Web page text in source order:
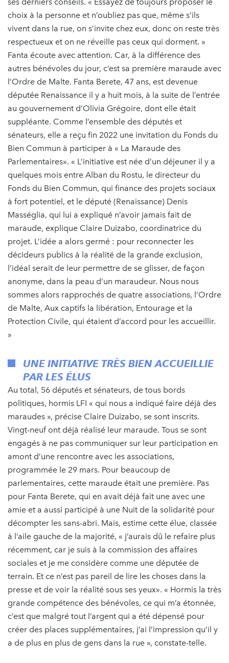
choix à la personne et n’oubliez pas que, même s’ils
vivent dans la rue, on s’invite chez eux, donc on reste très
respectueux et on ne réveille pas ceux qui dorment. »
Fanta écoute avec attention. Car, à la différence des
autres bénévoles du jour, c’est sa première maraude avec
l’Ordre de Malte. Fanta Berete, 47 ans, est devenue
députée Renaissance il y a huit mois, à la suite de l’entrée
au gouvernement d’Olivia Grégoire, dont elle était
suppléante. Comme l’ensemble des députés et
sénateurs, elle a reçu fin 2022 une invitation du Fonds du
Bien Commun à participer à « La Maraude des
Parlementaires». « L’initiative est née d’un déjeuner il y a
quelques mois entre Alban du Rostu, le directeur du
Fonds du Bien Commun, qui finance des projets sociaux
à fort potentiel, et le député (Renaissance) Denis
Masséglia, qui lui a expliqué n’avoir jamais fait de
maraude, explique Claire Duizabo, coordinatrice du
projet. L’idée a alors germé : pour reconnecter les
décideurs publics à la réalité de la grande exclusion,
l’idéal serait de leur permettre de se glisser, de façon
anonyme, dans la peau d’un maraudeur. Nous nous
sommes alors rapprochés de quatre associations, l’Ordre
de Malte, Aux captifs la libération, Entourage et la
Protection Civile, qui étaient d’accord pour les accueillir.
»
UNE INITIATIVE TRÈS BIEN ACCUEILLIE
PAR LES ÉLUS
Au total, 56 députés et sénateurs, de tous bords
politiques, hormis LFI « qui nous a indiqué faire déjà des
maraudes », précise Claire Duizabo, se sont inscrits.
Vingt-neuf ont déjà réalisé leur maraude. Tous se sont
engagés à ne pas communiquer sur leur participation en
amont d’une rencontre avec les associations,
programmée le 29 mars. Pour beaucoup de
parlementaires, cette maraude était une première. Pas
pour Fanta Berete, qui en avait déjà fait une avec une
amie et a aussi participé à une Nuit de la solidarité pour
décompter les sans-abri. Mais, estime cette élue, classée
à l’aile gauche de la majorité, « j’aurais dû le refaire plus
récemment, car je suis à la commission des affaires
sociales et je me considère comme une députée de
terrain. Et ce n’est pas pareil de lire les choses dans la
presse et de voir la réalité sous ses yeux». « Hormis la très
grande compétence des bénévoles, ce qui m’a étonnée,
c’est que malgré tout l’argent qui a été dépensé pour
créer des places supplémentaires, j’ai l’impression qu’il y
a de plus en plus de gens dans la rue », constate-telle.